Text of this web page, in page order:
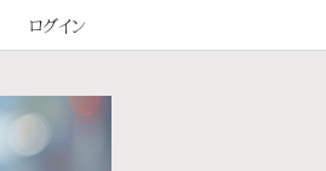
ログイン